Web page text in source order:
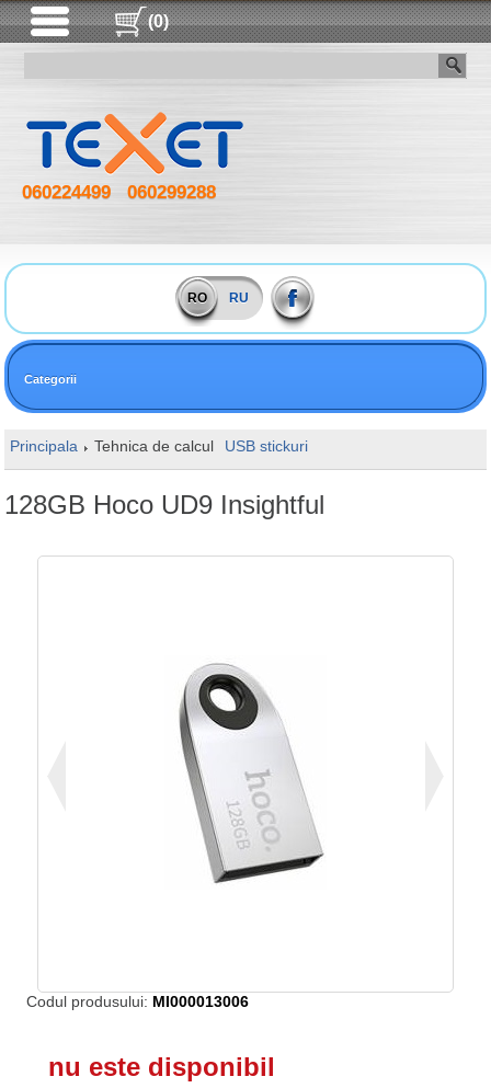
(0)
060224499 060299288
RO RU
Categorii
Principala Tehnica de calcul USB stickuri
128GB Hoco UD9 Insightful
Codul produsului: MI000013006
nu este disponibil